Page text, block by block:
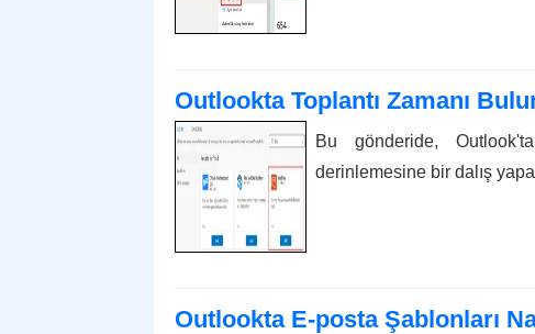
Outlookta Toplantı Zamanı
Bu gönderide,
derinlemesine bir dalış
Outlookta E-posta Şablonları